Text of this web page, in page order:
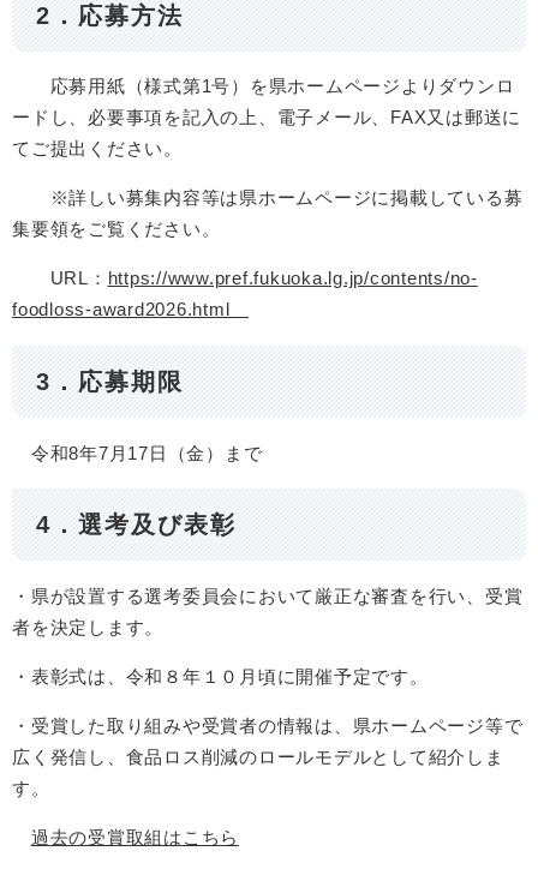
2．応募方法
応募用紙（様式第1号）を県ホームページよりダウンロ
ードし、必要事項を記入の上、電子メール、FAX又は郵送に
てご提出ください。
※詳しい募集内容等は県ホームページに掲載している募
集要領をご覧ください。
URL： https://www.pref.fukuoka.lg.jp/contents/no-
foodloss-award2026.html
3．応募期限
令和8年7月17日（金）まで
4．選考及び表彰
・県が設置する選考委員会において厳正な審査を行い、受賞
者を決定します。
・表彰式は、令和８年１０月頃に開催予定です。
・受賞した取り組みや受賞者の情報は、県ホームページ等で
広く発信し、食品ロス削減のロールモデルとして紹介しま
す。
過去の受賞取組はこちら